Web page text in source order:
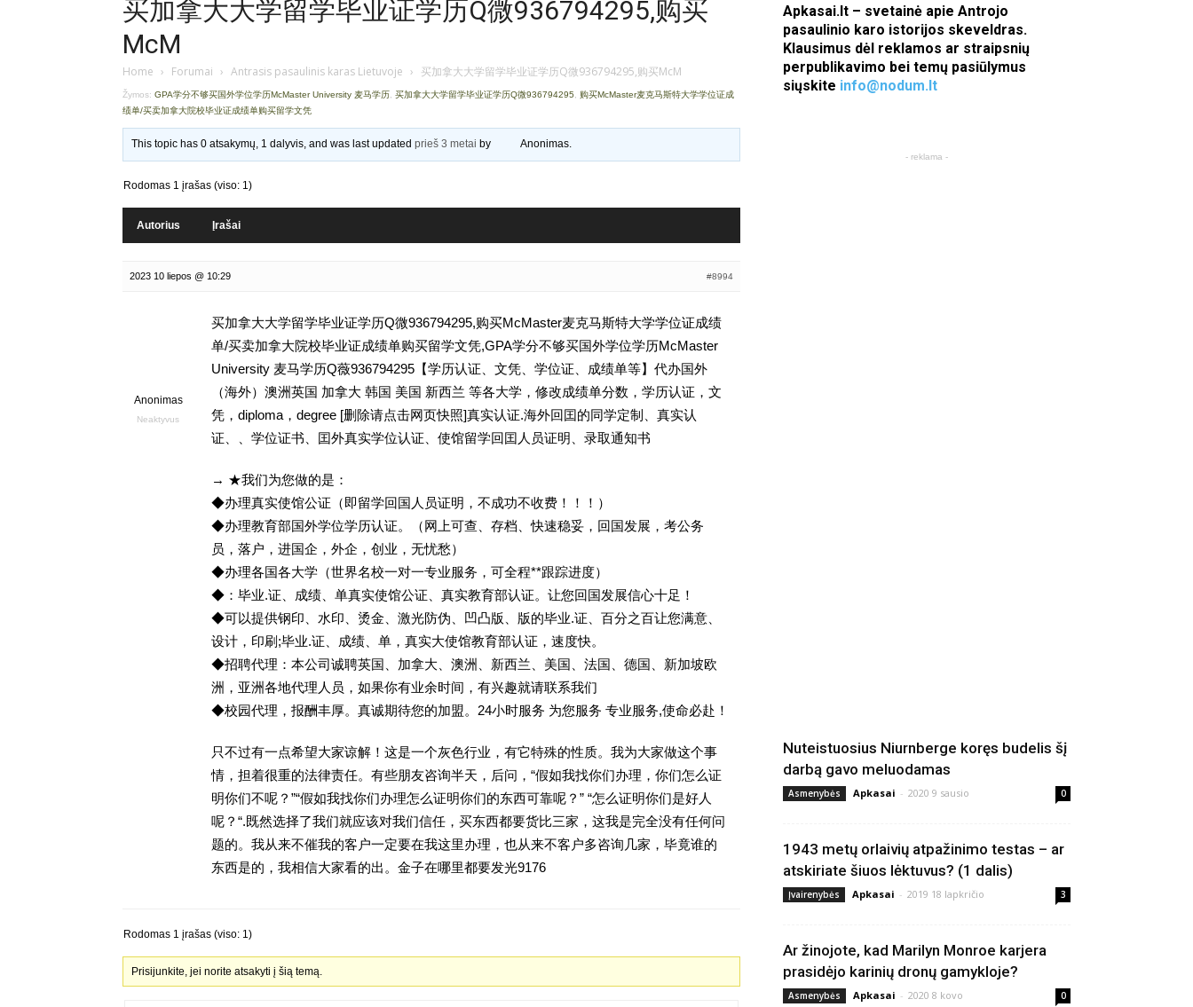
买加拿大大学留学毕业证学历Q微936794295,购买
McM
Home › Forumai › Antrasis pasaulinis karas Lietuvoje › 买加拿大大学留学毕业证学历Q微936794295,购买McM
Žymos: GPA学分不够买国外学位学历McMaster University 麦马学历 买加拿大大学留学毕业证学历Q微936794295
购买McMaster麦克马斯特大学学位证成
绩单/买卖加拿大院校毕业证成绩单购买留学文凭
This topic has 0 atsakymų, 1 dalyvis, and was last updatedprieš 3 metai by Anonimas.
Rodomas 1 įrašas (viso: 1)
Autorius Įrašai
2023 10 liepos @ 10:29 #8994
Anonimas
Neaktyvus
买加拿大大学留学毕业证学历Q微936794295,购买McMaster麦克马斯特大学学位证成绩
单/买卖加拿大院校毕业证成绩单购买留学文凭,GPA学分不够买国外学位学历McMaster
University 麦马学历Q薇936794295【学历认证、文凭、学位证、成绩单等】代办国外
（海外）澳洲英国 加拿大 韩国 美国 新西兰 等各大学，修改成绩单分数，学历认证，文
凭，diploma，degree [删除请点击网页快照]真实认证.海外回囯的同学定制、真实认
证、、学位证书、囯外真实学位认证、使馆留学回囯人员证明、录取通知书
→ ★我们为您做的是：
◆办理真实使馆公证（即留学回国人员证明，不成功不收费！！！）
◆办理教育部国外学位学历认证。（网上可查、存档、快速稳妥，回国发展，考公务
员，落户，进国企，外企，创业，无忧愁）
◆办理各国各大学（世界名校一对一专业服务，可全程**跟踪进度）
◆：毕业.证、成绩、单真实使馆公证、真实教育部认证。让您回国发展信心十足！
◆可以提供钢印、水印、烫金、激光防伪、凹凸版、版的毕业.证、百分之百让您满意、
设计，印刷;毕业.证、成绩、单，真实大使馆教育部认证，速度快。
◆招聘代理：本公司诚聘英国、加拿大、澳洲、新西兰、美国、法国、德国、新加坡欧
洲，亚洲各地代理人员，如果你有业余时间，有兴趣就请联系我们
◆校园代理，报酬丰厚。真诚期待您的加盟。24小时服务 为您服务 专业服务,使命必赴！
只不过有一点希望大家谅解！这是一个灰色行业，有它特殊的性质。我为大家做这个事
情，担着很重的法律责任。有些朋友咨询半天，后问，“假如我找你们办理，你们怎么证
明你们不呢？”“假如我找你们办理怎么证明你们的东西可靠呢？” “怎么证明你们是好人
呢？“.既然选择了我们就应该对我们信任，买东西都要货比三家，这我是完全没有任何问
题的。我从来不催我的客户一定要在我这里办理，也从来不客户多咨询几家，毕竟谁的
东西是的，我相信大家看的出。金子在哪里都要发光9176
Rodomas 1 įrašas (viso: 1)
Prisijunkite, jei norite atsakyti į šią temą.
Apkasai.lt – svetainė apie Antrojo
pasaulinio karo istorijos skeveldras.
Klausimus dėl reklamos ar straipsnių
perpublikavimo bei temų pasiūlymus
siųskite info@nodum.lt
- reklama -
Nuteistuosius Niurnberge koręs budelis šį
darbą gavo meluodamas
Asmenybės Apkasai - 2020 9 sausio 0
1943 metų orlaivių atpažinimo testas – ar
atskiriate šiuos lėktuvus? (1 dalis)
Įvairenybės Apkasai - 2019 18 lapkričio 3
Ar žinojote, kad Marilyn Monroe karjera
prasidėjo karinių dronų gamykloje?
Asmenybės Apkasai - 2020 8 kovo 0